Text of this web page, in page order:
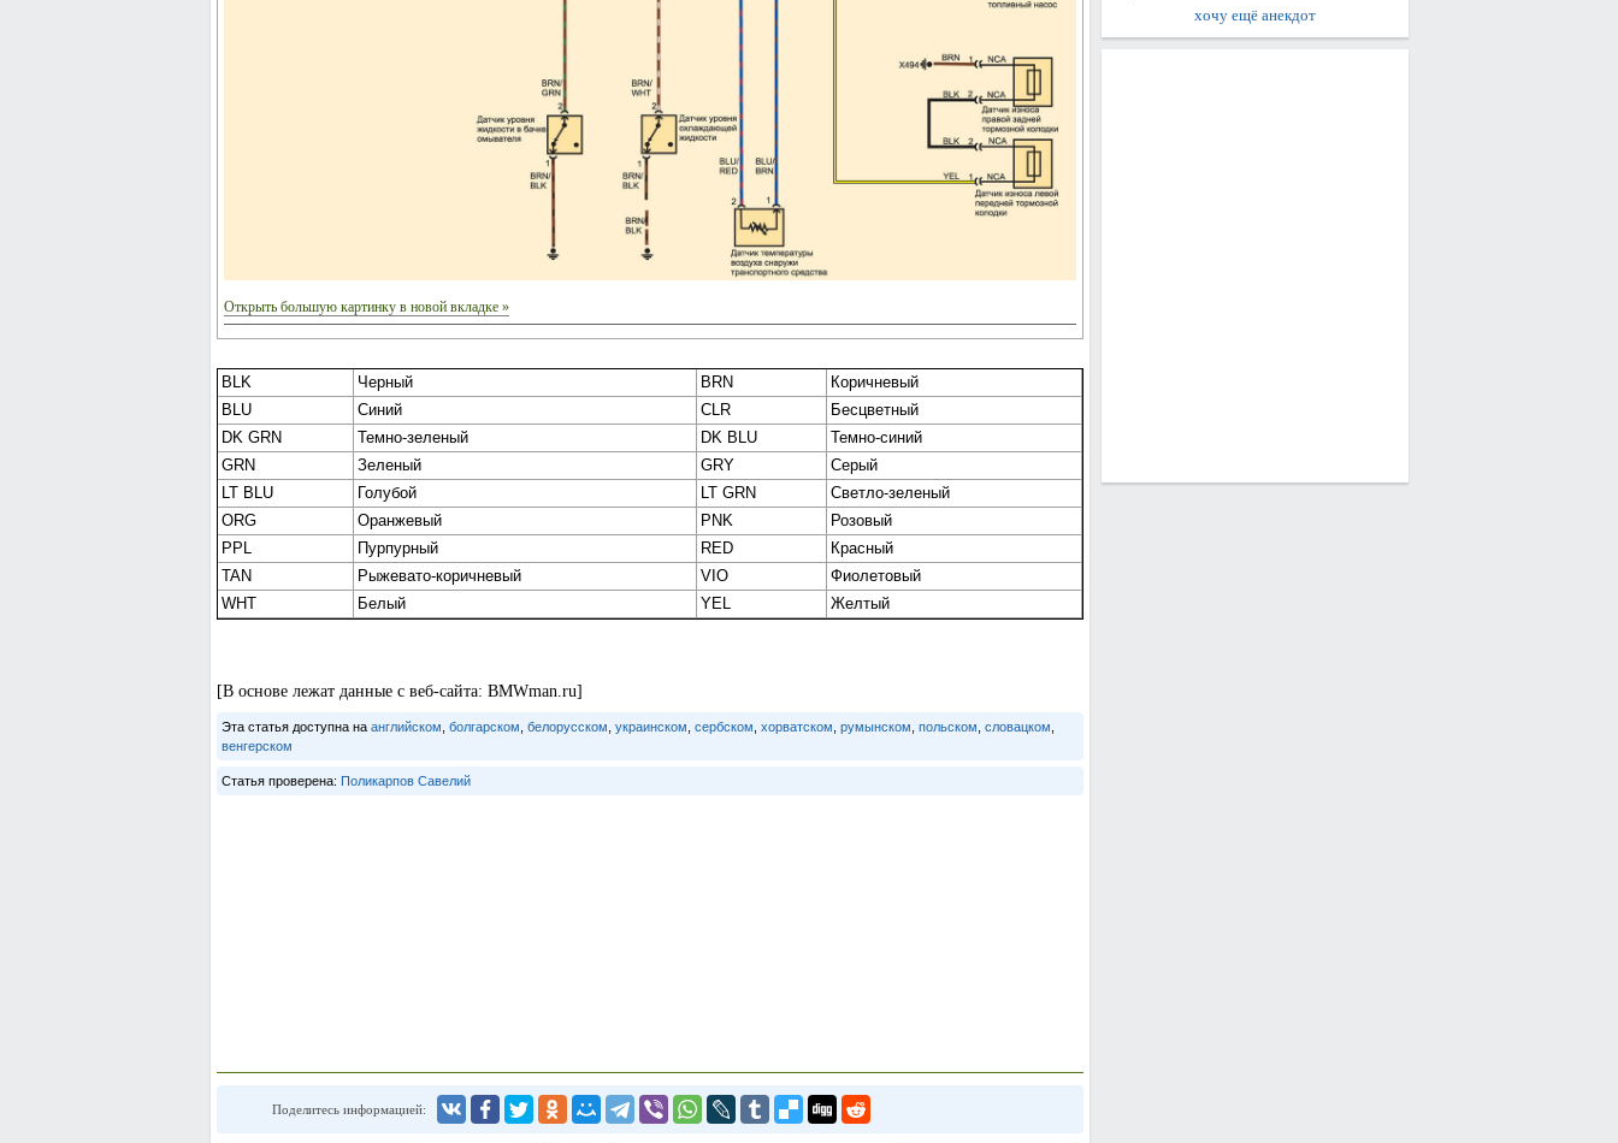
Открыть большую картинку в новой вкладке »
BLK Черный BRN
Коричневый
BLU
Синий CLR
Бесцветный
DK GRN
Темно-зеленый DK BLU
Темно-синий
GRN
Зеленый GRY
Серый
LT BLU
Голубой LT GRN
Светло-зеленый
ORG
Оранжевый PNK
Розовый
PPL
Пурпурный RED
Красный
TAN
Рыжевато-коричневый VIO
Фиолетовый
WHT
Белый YEL Желтый
[В основе лежат данные с веб-сайта: BMWman.ru]
Эта статья доступна на английском, болгарском, белорусском, украинском, сербском, хорватском, румынском, польском, словацком,
венгерском
Статья проверена: Поликарпов Савелий
Поделитесь информацией:
хочу ещё анекдот